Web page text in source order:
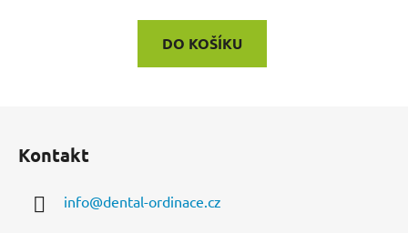
DO KOŠÍKU
Kontakt
info@dental-ordinace.cz